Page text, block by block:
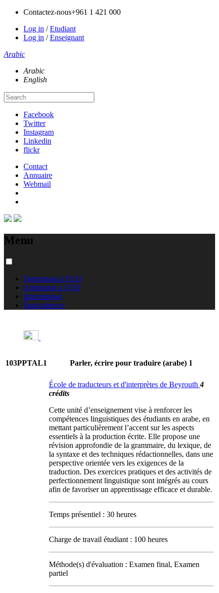
Contactez-nous+961 1 421 000
Log in /Etudiant
Log in /Enseignant
Arabic
Arabic
English
Facebook
Twitter
Instagram
Linkedin
flickr
Contact
Annuaire
Webmail
Menu
Formations à l'USJ
Admission à l'USJ
International
Équivalences
103PPTAL1 Parler, écrire pour traduire (arabe) 1
École de traducteurs et d'interprètes de Beyrouth4
crédits
Cette unité d’enseignement vise à renforcer les
compétences linguistiques des étudiants en arabe, en
mettant particulièrement l’accent sur les aspects
essentiels à la production écrite. Elle propose une
révision approfondie de la grammaire, du lexique, de
la syntaxe et des techniques rédactionnelles, dans une
perspective orientée vers les exigences de la
traduction. Des exercices pratiques et des activités de
perfectionnement linguistique sont intégrés au cours
afin de favoriser un apprentissage efficace et durable.
Temps présentiel : 30 heures
Charge de travail étudiant : 100 heures
Méthode(s) d'évaluation : Examen final, Examen
partiel